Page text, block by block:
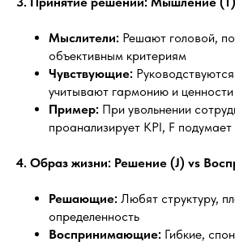
Мыслители: Решают головой,
объективным критериям
Чувствующие:
учитывают гармонию и ценности
Пример: При увольнении
проанализирует KPI, F
4. Образ жизни: Решение (J) vs
Решающие: Любят структуру,
определенность
Воспринимающие: Гибкие,